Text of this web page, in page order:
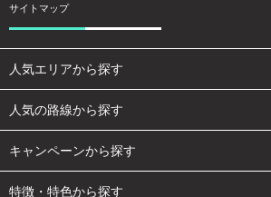
サイトマップ
人気エリアから探す
人気の路線から探す
キャンペーンから探す
特徴・特色から探す